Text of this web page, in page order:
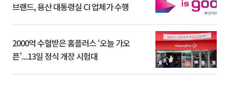
브랜드, 용산 대통령실 CI 업체가 수행
2000억 수혈받은 홈플러스 ‘오늘 가오
픈’...13일 정식 개장 시험대